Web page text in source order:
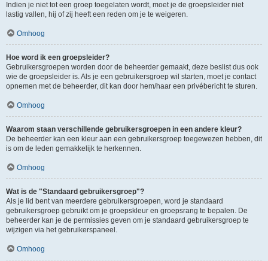
Indien je niet tot een groep toegelaten wordt, moet je de groepsleider niet
lastig vallen, hij of zij heeft een reden om je te weigeren.
Omhoog
Hoe word ik een groepsleider?
Gebruikersgroepen worden door de beheerder gemaakt, deze beslist dus ook
wie de groepsleider is. Als je een gebruikersgroep wil starten, moet je contact
opnemen met de beheerder, dit kan door hem/haar een privébericht te sturen.
Omhoog
Waarom staan verschillende gebruikersgroepen in een andere kleur?
De beheerder kan een kleur aan een gebruikersgroep toegewezen hebben, dit
is om de leden gemakkelijk te herkennen.
Omhoog
Wat is de "Standaard gebruikersgroep"?
Als je lid bent van meerdere gebruikersgroepen, word je standaard
gebruikersgroep gebruikt om je groepskleur en groepsrang te bepalen. De
beheerder kan je de permissies geven om je standaard gebruikersgroep te
wijzigen via het gebruikerspaneel.
Omhoog